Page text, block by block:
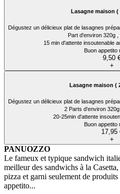
Lasagne maison (
Dégustez un délicieux plat de lasagnes
Part d'environ 320g ,
15 min d'attente insoutenable
Buon appetito
9,50
+
Lasagne maison (
Dégustez un délicieux plat de lasagnes
2 Parts d'environ
20-25min d'attente
Buon appetito
17,95
+
PANUOZZO
Le fameux et typique sandwich
meilleur des sandwichs à la
pizza et garni seulement de
appetito...